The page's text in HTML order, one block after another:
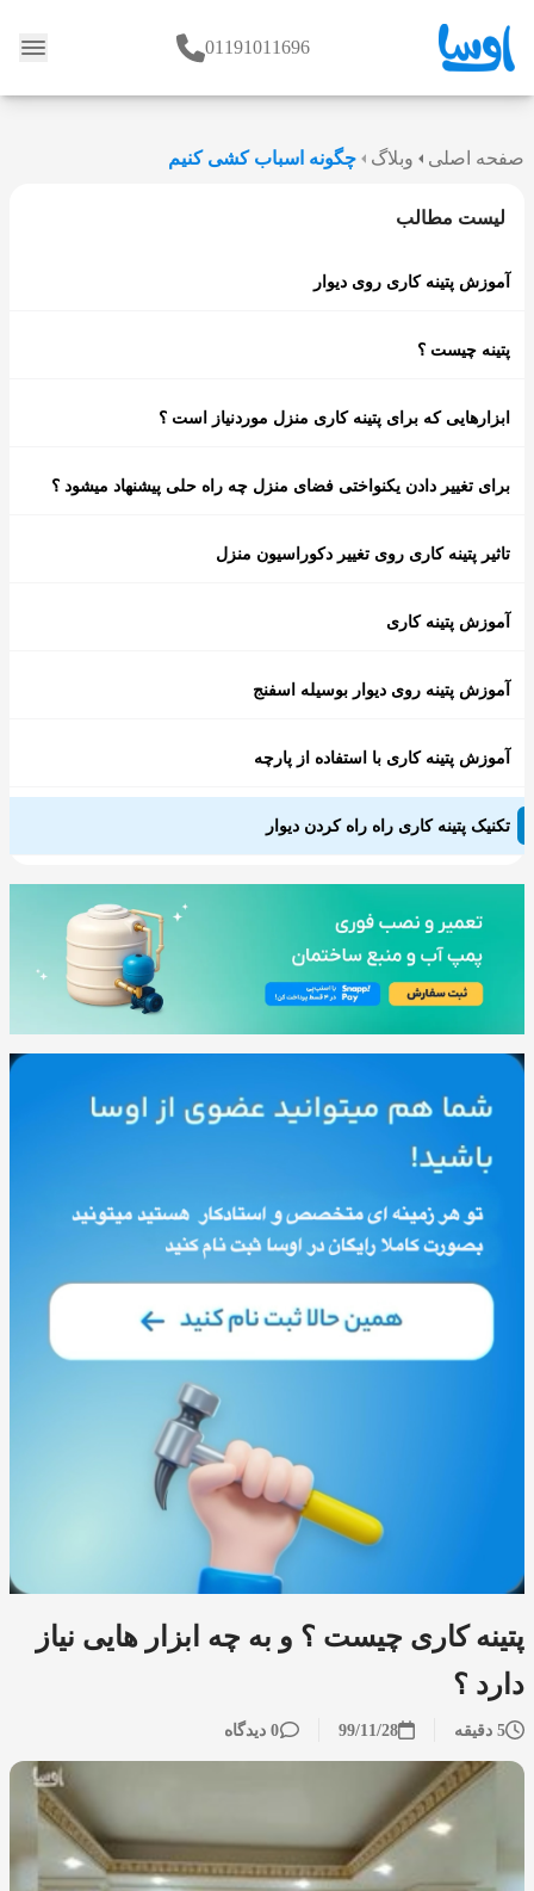
وبلاگ 01191011696
صفحه اصلی وبلاگ چگونه اسباب کشی کنیم
پتینه کاری چیست ؟ و به چه ابزار هایی نیاز
دارد ؟
5 دقیقه 99/11/28 0 دیدگاه
لیست مطالب
آموزش پتینه کاری روی دیوار
پتینه چیست ؟
ابزارهایی که برای پتینه کاری منزل موردنیاز است ؟
برای تغییر دادن یکنواختی فضای منزل چه راه حلی پیشنهاد میشود ؟
تاثیر پتینه کاری روی تغییر دکوراسیون منزل
آموزش پتینه کاری
آموزش پتینه روی دیوار بوسیله اسفنج
آموزش پتینه کاری با استفاده از پارچه
تکنیک پتینه کاری راه راه کردن دیوار